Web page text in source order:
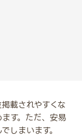
載されやすくな
す。ただ、安易
しまいます。